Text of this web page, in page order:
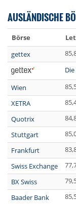
AUSLÄNDISCHE
Börse
gettex
Wien
XETRA
Quotrix
Stuttgart
Frankfurt
Swiss Exchange
BX Swiss
Baader Bank